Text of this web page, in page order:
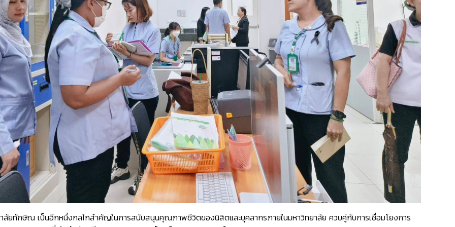
ลัยทักษิณ เป็นอีกหนึ่งกลไกสำคัญในการสนับสนุนคุณภาพชีวิตของนิสิตและบุคลากรภายในมหาวิทยาลัย ควบคู่กับการเชื่อมโยงการ